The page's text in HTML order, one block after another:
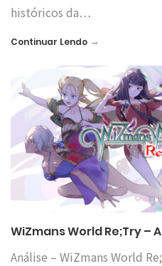
históricos da…
Continuar Lendo →
WiZmans World Re;Try –
Análise – WiZmans World